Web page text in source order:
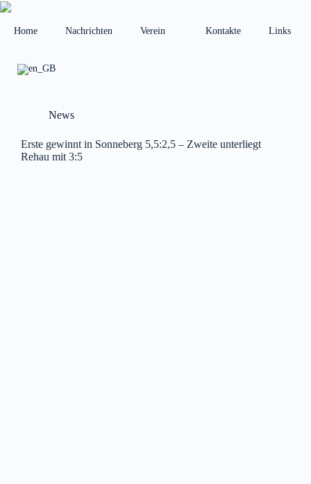
Zum
springen
Home Nachrichten Verein Kontakte Links
News
Erste gewinnt in Sonneberg 5,5:2,5 – Zweite unterliegt
Rehau mit 3:5